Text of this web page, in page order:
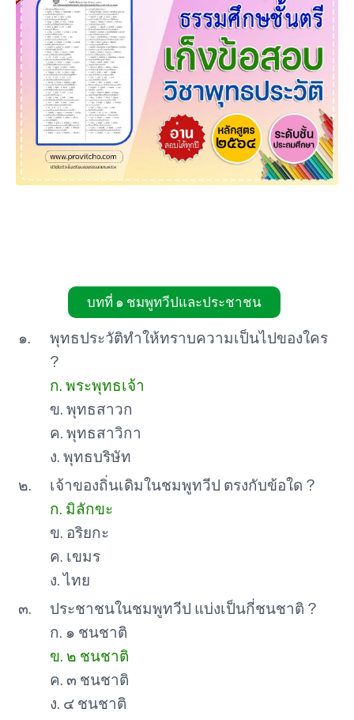
บทที่ ๑ ชมพูทวีปและประชาชน
๑.
พุทธประวัติทำให้ทราบความเป็นไปของใคร
?
ก. พระพุทธเจ้า
ข. พุทธสาวก
ค. พุทธสาวิกา
ง. พุทธบริษัท
๒.
เจ้าของถิ่นเดิมในชมพูทวีป ตรงกับข้อใด ?
ก. มิลักขะ
ข. อริยกะ
ค. เขมร
ง. ไทย
๓.
ประชาชนในชมพูทวีป แบ่งเป็นกี่ชนชาติ ?
ก. ๑ ชนชาติ
ข. ๒ ชนชาติ
ค. ๓ ชนชาติ
ง. ๔ ชนชาติ